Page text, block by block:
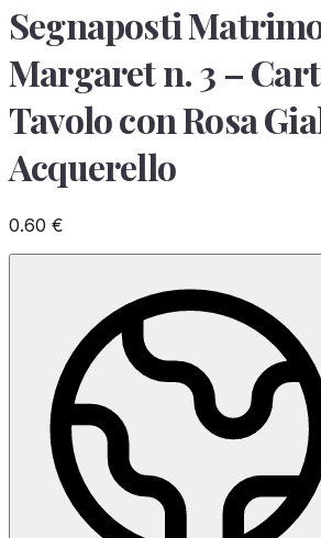
Segnaposti
Margaret n. 3 –
Tavolo con Rosa
Acquerello
0.60 €